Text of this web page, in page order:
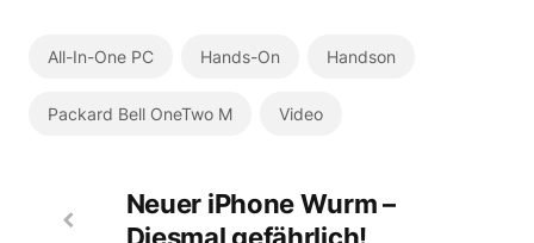
All-In-One PC Hands-On Handson
Packard Bell OneTwo M Video
Neuer iPhone Wurm –
Diesmal gefährlich!